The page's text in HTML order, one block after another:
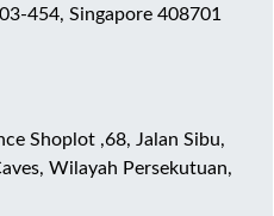
454, Singapore 408701
Shoplot ,68, Jalan Sibu,
Wilayah Persekutuan,